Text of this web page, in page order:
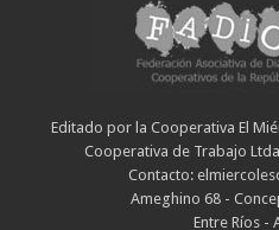
Editado por la Cooperativa El
Cooperativa de Trabajo
Contacto:
Ameghino 68 -
Entre Ríos -